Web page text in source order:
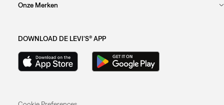
Onze Merken
DOWNLOAD DE LEVI'S® APP